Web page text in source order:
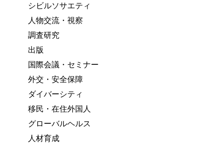
シビルソサエティ
人物交流・視察
調査研究
出版
国際会議・セミナー
外交・安全保障
ダイバーシティ
移民・在住外国人
グローバルヘルス
人材育成